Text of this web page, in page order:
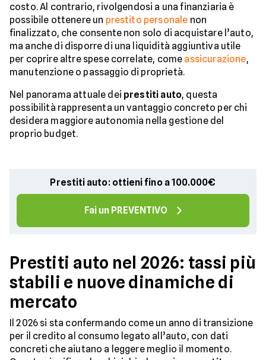
costo. Al contrario, rivolgendosi a una finanziaria è
possibile ottenere un prestito personale non
finalizzato, che consente non solo di acquistare l’auto,
ma anche di disporre di una liquidità aggiuntiva utile
per coprire altre spese correlate, come assicurazione,
manutenzione o passaggio di proprietà.
Nel panorama attuale dei prestiti auto, questa
possibilità rappresenta un vantaggio concreto per chi
desidera maggiore autonomia nella gestione del
proprio budget.
Prestiti auto: ottieni fino a 100.000€
Fai un PREVENTIVO
Prestiti auto nel 2026: tassi più
stabili e nuove dinamiche di
mercato
Il 2026 si sta confermando come un anno di transizione
per il credito al consumo legato all’auto, con dati
concreti che aiutano a leggere meglio il momento.